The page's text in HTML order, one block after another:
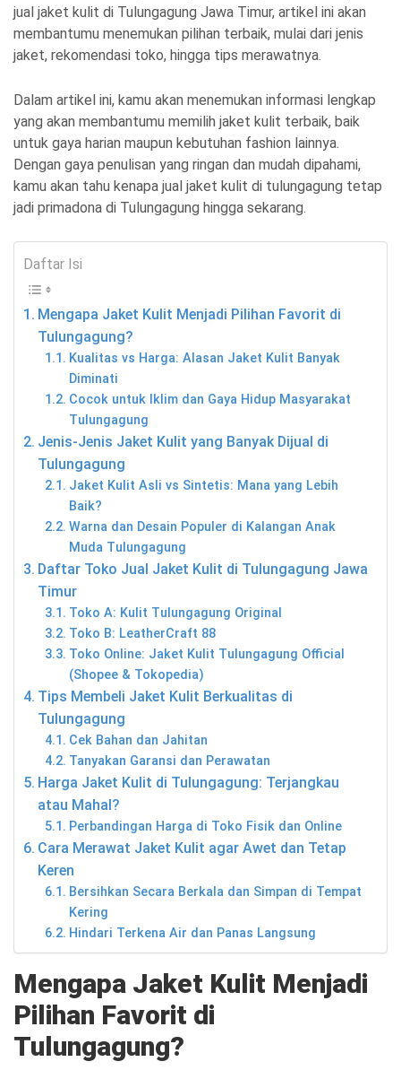
jual jaket kulit di Tulungagung Jawa Timur, artikel ini akan
membantumu menemukan pilihan terbaik, mulai dari jenis
jaket, rekomendasi toko, hingga tips merawatnya.
Dalam artikel ini, kamu akan menemukan informasi lengkap
yang akan membantumu memilih jaket kulit terbaik, baik
untuk gaya harian maupun kebutuhan fashion lainnya.
Dengan gaya penulisan yang ringan dan mudah dipahami,
kamu akan tahu kenapa jual jaket kulit di tulungagung tetap
jadi primadona di Tulungagung hingga sekarang.
Daftar Isi
Mengapa Jaket Kulit Menjadi Pilihan Favorit di
Tulungagung?
Kualitas vs Harga: Alasan Jaket Kulit Banyak
Diminati
Cocok untuk Iklim dan Gaya Hidup Masyarakat
Tulungagung
Jenis-Jenis Jaket Kulit yang Banyak Dijual di
Tulungagung
Jaket Kulit Asli vs Sintetis: Mana yang Lebih
Baik?
Warna dan Desain Populer di Kalangan Anak
Muda Tulungagung
Daftar Toko Jual Jaket Kulit di Tulungagung Jawa
Timur
Toko A: Kulit Tulungagung Original
Toko B: LeatherCraft 88
Toko Online: Jaket Kulit Tulungagung Official
(Shopee & Tokopedia)
Tips Membeli Jaket Kulit Berkualitas di
Tulungagung
Cek Bahan dan Jahitan
Tanyakan Garansi dan Perawatan
Harga Jaket Kulit di Tulungagung: Terjangkau
atau Mahal?
Perbandingan Harga di Toko Fisik dan Online
Cara Merawat Jaket Kulit agar Awet dan Tetap
Keren
Bersihkan Secara Berkala dan Simpan di Tempat
Kering
Hindari Terkena Air dan Panas Langsung
Mengapa Jaket Kulit Menjadi
Pilihan Favorit di
Tulungagung?